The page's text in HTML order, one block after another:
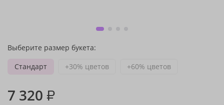
Выберите размер букета:
Стандарт
+30% цветов +60% цветов
7 320 ₽